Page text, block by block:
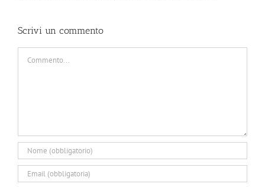
Scrivi un commento